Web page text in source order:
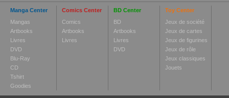
Manga Center
Mangas
Artbooks
Livres
DVD
Blu-Ray
CD
Tshirt
Goodies
Comics Center
Comics
Artbooks
Livres
BD Center
BD
Artbooks
Livres
DVD
Toy Center
Jeux de société
Jeux de cartes
Jeux de figurines
Jeux de rôle
Jeux classiques
Jouets